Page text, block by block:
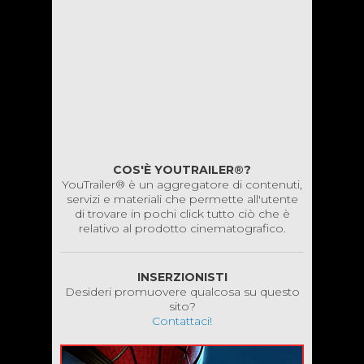
COS'È YOUTRAILER®?
YouTrailer® è un aggregatore di contenuti,
servizi e materiali che permette all'utente
di trovare in pochi click tutto ciò che è
relativo al prodotto cinematografico.
INSERZIONISTI
Desideri promuovere qualcosa su questo
sito?
Contattaci!